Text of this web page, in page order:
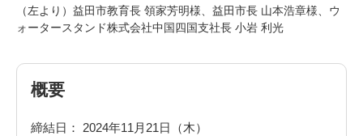
（左より）益田市教育長 領家芳明様、益田市長 山本浩章様、ウ
ォータースタンド株式会社中国四国支社長 小岩 利光
概要
締結日 2024年11月21日（木）